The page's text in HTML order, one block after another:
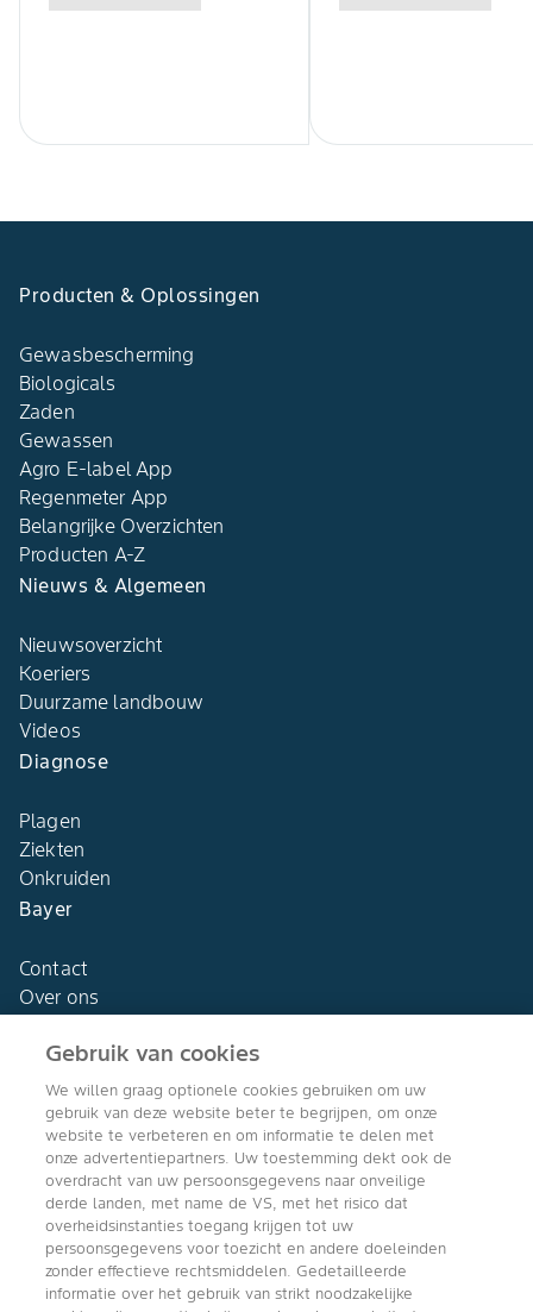
Producten & Oplossingen
Gewasbescherming
Biologicals
Zaden
Gewassen
Agro E-label App
Regenmeter App
Belangrijke Overzichten
Producten A-Z
Nieuws & Algemeen
Nieuwsoverzicht
Koeriers
Duurzame landbouw
Videos
Diagnose
Plagen
Ziekten
Onkruiden
Bayer
Contact
Over ons
Agro Bayer
Nederland
Volg ons
Gebruik van cookies
We willen graag optionele cookies gebruiken om uw
gebruik van deze website beter te begrijpen, om onze
website te verbeteren en om informatie te delen met
onze advertentiepartners. Uw toestemming dekt ook de
overdracht van uw persoonsgegevens naar onveilige
derde landen, met name de VS, met het risico dat
overheidsinstanties toegang krijgen tot uw
persoonsgegevens voor toezicht en andere doeleinden
zonder effectieve rechtsmiddelen. Gedetailleerde
informatie over het gebruik van strikt noodzakelijke